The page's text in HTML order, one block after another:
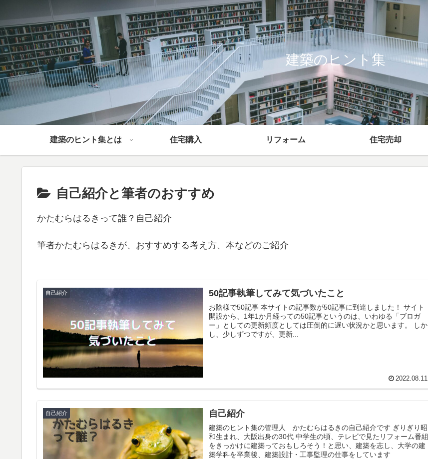
建築のヒント集
建築のヒント集とは 住宅購入 リフォーム 住宅売却
自己紹介と筆者のおすすめ
かたむらはるきって誰？自己紹介
筆者かたむらはるきが、おすすめする考え方、本などのご紹介
自己紹介 50記事執筆してみて気づいたこと
お陰様で50記事 本サイトの記事数が50記事に到達しました！ サイト
開設から、1年1か月経っての50記事というのは、いわゆる「ブロガ
ー」としての更新頻度としては圧倒的に遅い状況かと思います。 しか
し、少しずつですが、更新...
2022.08.11
自己紹介 自己紹介
建築のヒント集の管理人 かたむらはるきの自己紹介です ぎりぎり昭
和生まれ、大阪出身の30代 中学生の頃、テレビで見たリフォーム番組
をきっかけに建築っておもしろそう！と思い、建築を志し、大学の建
築学科を卒業後、建築設計・工事監理の仕事をしています